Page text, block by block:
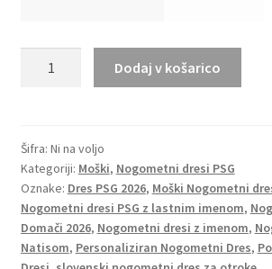
Germain
PSG
Domači
2026/27
količina
Dodaj v košarico
Šifra: Ni na voljo
Kategoriji: Moški, Nogometni dresi PSG
Oznake: Dres PSG 2026, Moški Nogometni
Nogometni dresi PSG z lastnim imenom,
Domači 2026, Nogometni dresi z imenom,
Natisom, Personaliziran Nogometni Dres,